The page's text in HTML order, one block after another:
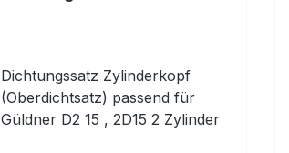
Dichtungssatz Zylinderkopf
(Oberdichtsatz) passend für
Güldner D2 15 , 2D15 2 Zylinder